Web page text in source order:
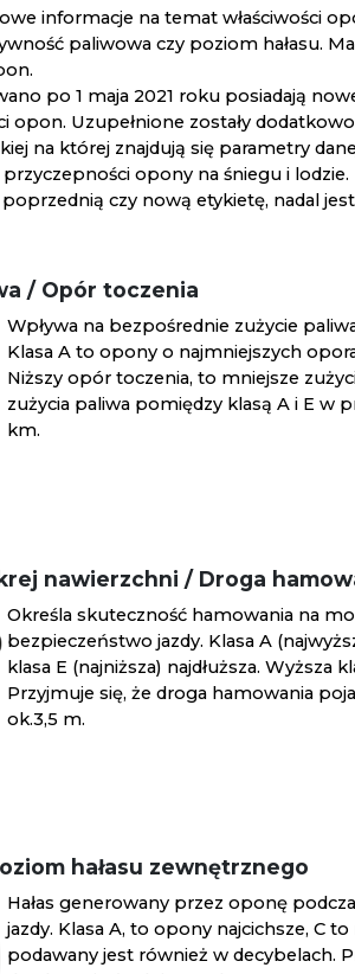
informacje na temat właściwości
paliwowa czy poziom hałasu.
po 1 maja 2021 roku posiadają
opon. Uzupełnione zostały
na której znajdują się parametry
opony na śniegu i lodzie.
czy nową etykietę, nadal
/ Opór toczenia
Wpływa na bezpośrednie zużycie
Klasa A to opony o najmniejszych
Niższy opór toczenia, to mniejsze
zużycia paliwa pomiędzy klasą A i E w
km.
nawierzchni / Droga
Określa skuteczność hamowania na
bezpieczeństwo jazdy. Klasa A
klasa E (najniższa) najdłuższa. Wyższa
Przyjmuje się, że droga hamowania
ok.3,5 m.
hałasu zewnętrznego
Hałas generowany przez oponę
jazdy. Klasa A, to opony najcichsze, C to
podawany jest również w decybelach.